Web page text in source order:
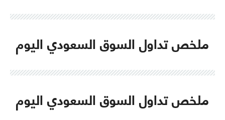
ملخص تداول السوق السعودي اليوم
ملخص تداول السوق السعودي اليوم